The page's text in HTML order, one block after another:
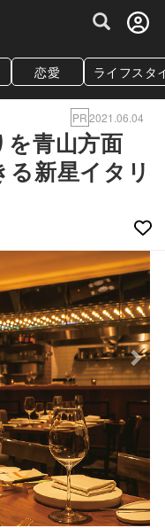
レミアムレストラン予約
恋愛 ライフスタ
PR2021.06.04
青山方面
新星イタリ